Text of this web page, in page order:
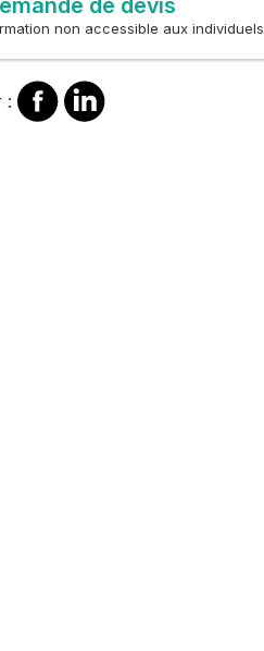
de devis
non accessible aux individuels
: PartagerPartager